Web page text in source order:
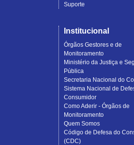
Suporte
Institucional
Órgãos Gestores e de
Monitoramento
Ministério da Justiça e
Pública
Secretaria Nacional do
Sistema Nacional de
Consumidor
Como Aderir - Órgãos de
Monitoramento
Quem Somos
Código de Defesa do
(CDC)